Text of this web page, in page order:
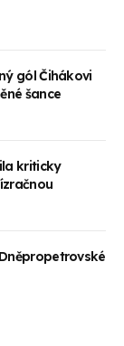
gól Čihákovi
šance
kriticky